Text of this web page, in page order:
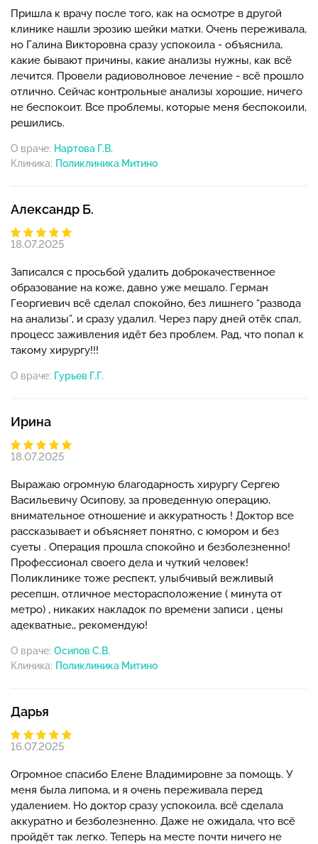
Пришла к врачу после того, как на осмотре в другой
клинике нашли эрозию шейки матки. Очень переживала,
но Галина Викторовна сразу успокоила - объяснила,
какие бывают причины, какие анализы нужны, как всё
лечится. Провели радиоволновое лечение - всё прошло
отлично. Сейчас контрольные анализы хорошие, ничего
не беспокоит. Все проблемы, которые меня беспокоили,
решились.
О враче: Нартова Г.В.
Клиника:
Александр Б.
18.07.2025
Записался с просьбой удалить доброкачественное
образование на коже, давно уже мешало. Герман
Георгиевич всё сделал спокойно, без лишнего “развода
на анализы”, и сразу удалил. Через пару дней отёк спал,
процесс заживления идёт без проблем. Рад, что попал к
такому хирургу!!!
О враче: Гурьев Г.Г.
Ирина
18.07.2025
Выражаю огромную благодарность хирургу Сергею
Васильевичу Осипову, за проведенную операцию,
внимательное отношение и аккуратность ! Доктор все
рассказывает и объясняет понятно, с юмором и без
суеты . Операция прошла спокойно и безболезненно!
Профессионал своего дела и чуткий человек!
Поликлинике тоже респект, улыбчивый вежливый
ресепшн, отличное месторасположение ( минута от
метро) , никаких накладок по времени записи , цены
адекватные,, рекомендую!
О враче: Осипов С.В.
Клиника:
Дарья
16.07.2025
Огромное спасибо Елене Владимировне за помощь. У
меня была липома, и я очень переживала перед
удалением. Но доктор сразу успокоила, всё сделала
аккуратно и безболезненно. Даже не ожидала, что всё
пройдёт так легко. Теперь на месте почти ничего не